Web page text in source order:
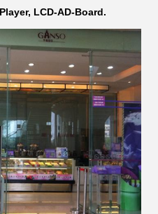
LCD-AD-Board.